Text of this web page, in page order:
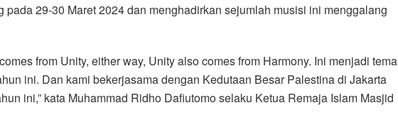
pada 29-30 Maret 2024 dan menghadirkan sejumlah musisi ini menggalang
from Unity, either way, Unity also comes from Harmony. Ini menjadi tema
ini. Dan kami bekerjasama dengan Kedutaan Besar Palestina di Jakarta
ini,” kata Muhammad Ridho Dafiutomo selaku Ketua Remaja Islam Masjid